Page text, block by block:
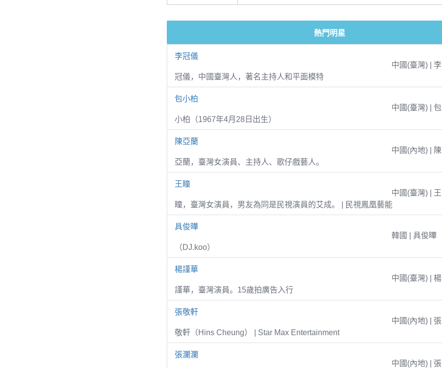
熱門明星
李冠儀
中國(臺灣) | 李
冠儀，中國臺灣人，著名主持人和平面模特
包小柏
中國(臺灣) | 包
小柏（1967年4月28日出生）
陳亞蘭
中國(內地) | 陳
亞蘭，臺灣女演員、主持人、歌仔戲藝人。
王瞳
中國(臺灣) | 王
瞳，臺灣女演員，男友為同是民視演員的艾成。 | 民視鳳凰藝能
具俊曄
韓國 | 具俊曄
（DJ.koo）
楊謹華
中國(臺灣) | 楊
謹華，臺灣演員。15歲拍廣告入行
張敬軒
中國(內地) | 張
敬軒（Hins Cheung） | Star Max Entertainment
張瀾瀾
中國(內地) | 張